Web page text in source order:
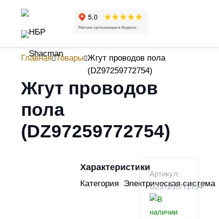
Главная Товары Жгут проводов пола
(DZ97259772754)
Жгут проводов
пола
(DZ97259772754)
Характеристики
Категория Электрическая система
Артикул:
DZ97259772754